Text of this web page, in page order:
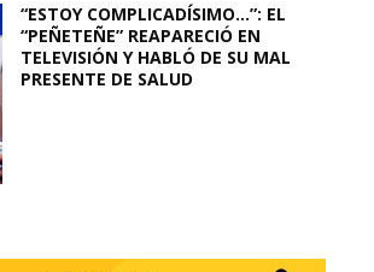
“ESTOY COMPLICADÍSIMO…”: EL
“PEÑETEÑE” REAPARECIÓ EN
TELEVISIÓN Y HABLÓ DE SU MAL
PRESENTE DE SALUD